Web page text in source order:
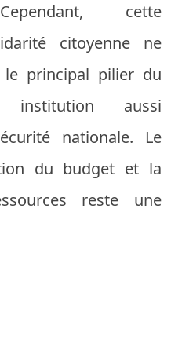
cette
citoyenne ne
principal pilier du
institution aussi
nationale. Le
du budget et la
reste une